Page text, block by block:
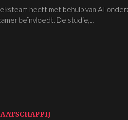
heeft met behulp van AI
beïnvloedt. De studie,...